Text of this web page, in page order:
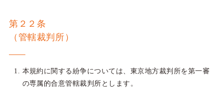
第２２条
（管轄裁判所）
本規約に関する紛争については、東京地方裁判所を第一審
の専属的合意管轄裁判所とします。